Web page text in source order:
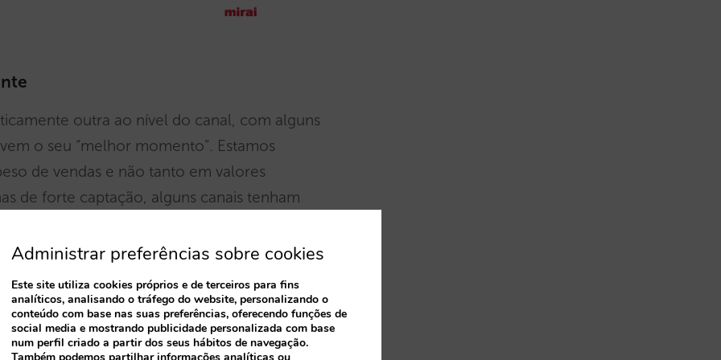
outra ao nível do canal, com alguns
o seu “melhor momento”. Estamos
de vendas e não tanto em valores
de forte captação, alguns canais tenham
tradicional e o retalho, muito afetados
bem como os GDS (sistemas de
empresarial mas também com o lazer,
lado, no geral, os canais em linha estão
Administrar preferências sobre cookies
Este site utiliza cookies próprios e de terceiros para fins
analíticos, analisando o tráfego do website, personalizando o
conteúdo com base nas suas preferências, oferecendo funções de
social media e mostrando publicidade personalizada com base
num perfil criado a partir dos seus hábitos de navegação.
Também podemos partilhar informações analíticas ou